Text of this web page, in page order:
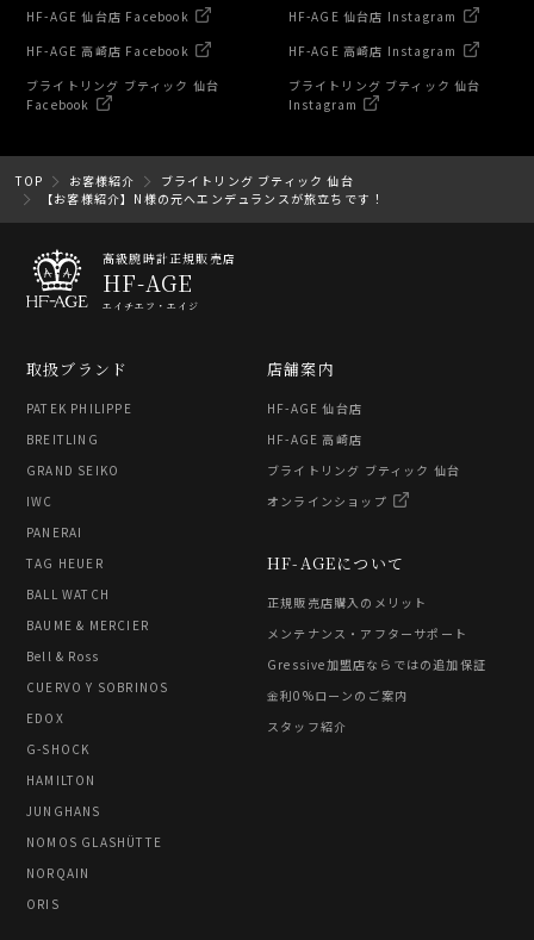
HF-AGE 仙台店 Facebook
HF-AGE 高崎店 Facebook
ブライトリング ブティック 仙台
Facebook
HF-AGE 仙台店 Instagram
HF-AGE 高崎店 Instagram
ブライトリング ブティック 仙台
Instagram
TOP お客様紹介
ブライトリング ブティック 仙台
【お客様紹介】N様の元へエンデュランスが旅立ちです！
高級腕時計正規販売店
HF-AGE
エイチエフ・エイジ
取扱ブランド
PATEK PHILIPPE
BREITLING
GRAND SEIKO
IWC
PANERAI
TAG HEUER
BALL WATCH
BAUME & MERCIER
Bell & Ross
CUERVO Y SOBRINOS
EDOX
G-SHOCK
HAMILTON
JUNGHANS
NOMOS GLASHÜTTE
NORQAIN
ORIS
HF-AGEについて
正規販売店購入のメリット
メンテナンス・アフターサポート
Gressive加盟店ならではの追加保証
金利0%ローンのご案内
スタッフ紹介
店舗案内
HF-AGE 仙台店
HF-AGE 高崎店
ブライトリング ブティック 仙台
オンラインショップ